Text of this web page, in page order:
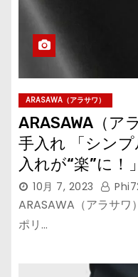
ARASAWA（アラサワ）
ARASAWA（ア
手入れ 「シン
入れが“楽”に！」
10月 7, 2023
ARASAWA（アラサワ
ポリ…